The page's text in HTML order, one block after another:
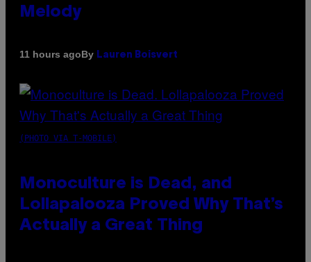
Melody
11 hours agoBy Lauren Boisvert
(PHOTO VIA T-MOBILE)
Monoculture is Dead, and
Lollapalooza Proved Why That’s
Actually a Great Thing